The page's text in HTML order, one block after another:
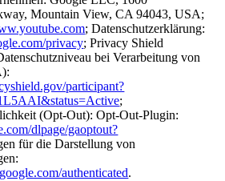
Mountain View, CA 94043, USA;
; Datenschutzerklärung:
privacy; Privacy Shield
bei Verarbeitung von
participant?
;
(Opt-Out): Opt-Out-Plugin:
dlpage/gaoptout?
für die Darstellung von
authenticated.